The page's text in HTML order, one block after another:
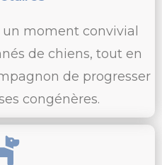
moment convivial
de chiens, tout en
de progresser
congénères.